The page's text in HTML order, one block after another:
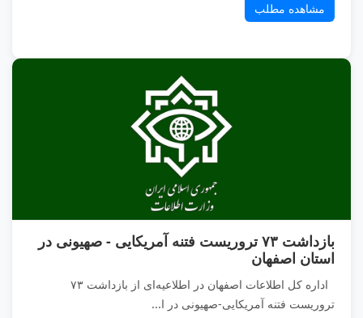
مشاهده مطلب
بازداشت ۷۳ تروریست فتنه آمریکایی - صهیونی در
استان اصفهان
اداره کل اطلاعات اصفهان در اطلاعیه‌ای از بازداشت ۷۳
تروریست فتنه آمریکایی-صهیونی در ا...